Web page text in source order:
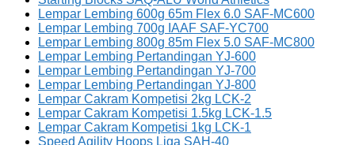
Lempar Lembing 600g 65m Flex 6.0 SAF-MC600
Lempar Lembing 700g IAAF SAF-YC700
Lempar Lembing 800g 85m Flex 5.0 SAF-MC800
Lempar Lembing Pertandingan YJ-600
Lempar Lembing Pertandingan YJ-700
Lempar Lembing Pertandingan YJ-800
Lempar Cakram Kompetisi 2kg LCK-2
Lempar Cakram Kompetisi 1.5kg LCK-1.5
Lempar Cakram Kompetisi 1kg LCK-1
Speed Agility Hoops Liga SAH-40